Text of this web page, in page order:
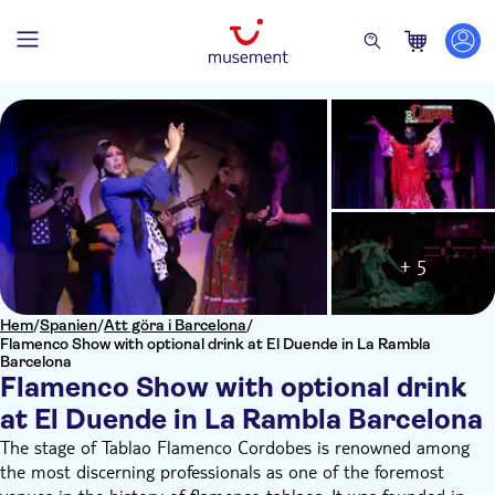
Hem/Spanien/Att göra i Barcelona/
Flamenco Show with optional drink at El Duende in La Rambla
Barcelona
Flamenco Show with optional drink
at El Duende in La Rambla Barcelona
+ 5
The stage of Tablao Flamenco Cordobes is renowned among
the most discerning professionals as one of the foremost